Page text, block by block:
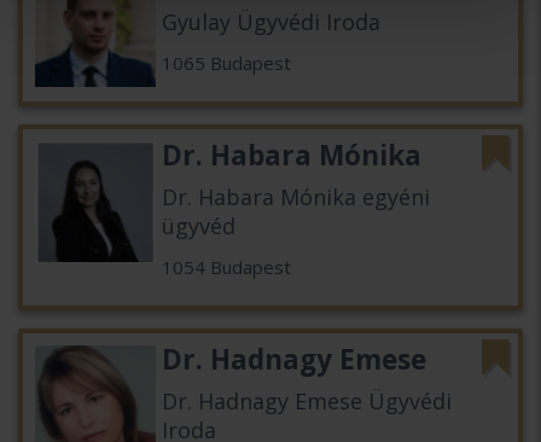
Gyulay Ügyvédi Iroda
1065 Budapest
Dr. Habara Mónika
Dr. Habara Mónika egyéni
ügyvéd
1054 Budapest
Dr. Hadnagy Emese
Dr. Hadnagy Emese Ügyvédi
Iroda